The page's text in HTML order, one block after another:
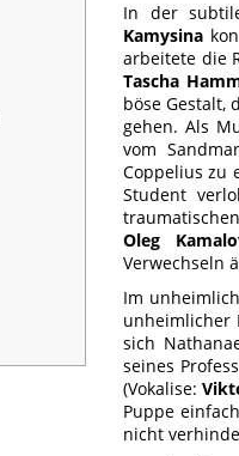
In der
Kamysina
arbeitete die
Tascha
böse Gestalt,
gehen. Als
vom
Coppelius zu
Student
Oleg
Verwechseln
Im
unheimlicher
sich
seines
(Vokalise:
Puppe
nicht